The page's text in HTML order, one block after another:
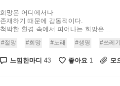
희망은 어디에서나
존재하기 때문에 감동적이다.
척박한 환경 속에서 피어나는 희망은 ...
#절망 #희망 #노래 #생명 #쓰레기
느낌한마디 43 좋아요 1 모